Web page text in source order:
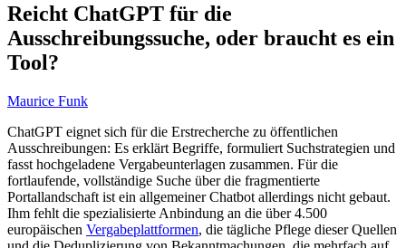
Reicht ChatGPT für die
Ausschreibungssuche, oder braucht es ein
Tool?
Maurice Funk
ChatGPT eignet sich für die Erstrecherche zu öffentlichen
Ausschreibungen: Es erklärt Begriffe, formuliert Suchstrategien und
fasst hochgeladene Vergabeunterlagen zusammen. Für die
fortlaufende, vollständige Suche über die fragmentierte
Portallandschaft ist ein allgemeiner Chatbot allerdings nicht gebaut.
Ihm fehlt die spezialisierte Anbindung an die über 4.500
europäischen Vergabeplattformen, die tägliche Pflege dieser Quellen